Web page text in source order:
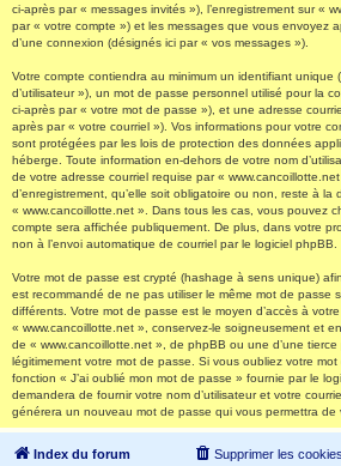
ci-après par « messages invités »), l’enregistrement sur «
par « votre compte ») et les messages que vous envoyez
d’une connexion (désignés ici par « vos messages »).
Votre compte contiendra au minimum un identifiant unique
d’utilisateur »), un mot de passe personnel utilisé pour la
ci-après par « votre mot de passe »), et une adresse
après par « votre courriel »). Vos informations pour votre
sont protégées par les lois de protection des données
héberge. Toute information en-dehors de votre nom
de votre adresse courriel requise par «
d’enregistrement, qu’elle soit obligatoire ou non, reste à la
« www.cancoillotte.net ». Dans tous les cas, vous pouvez
compte sera affichée publiquement. De plus, dans votre
non à l’envoi automatique de courriel par le logiciel phpBB.
Votre mot de passe est crypté (hashage à sens unique)
est recommandé de ne pas utiliser le même mot de passe
différents. Votre mot de passe est le moyen d’accès à
« www.cancoillotte.net », conservez-le soigneusement et
de « www.cancoillotte.net », de phpBB ou une d’une
légitimement votre mot de passe. Si vous oubliez votre
fonction « J’ai oublié mon mot de passe » fournie par le
demandera de fournir votre nom d’utilisateur et votre
générera un nouveau mot de passe qui vous permettra de
Index du forum Supprimer les cookies